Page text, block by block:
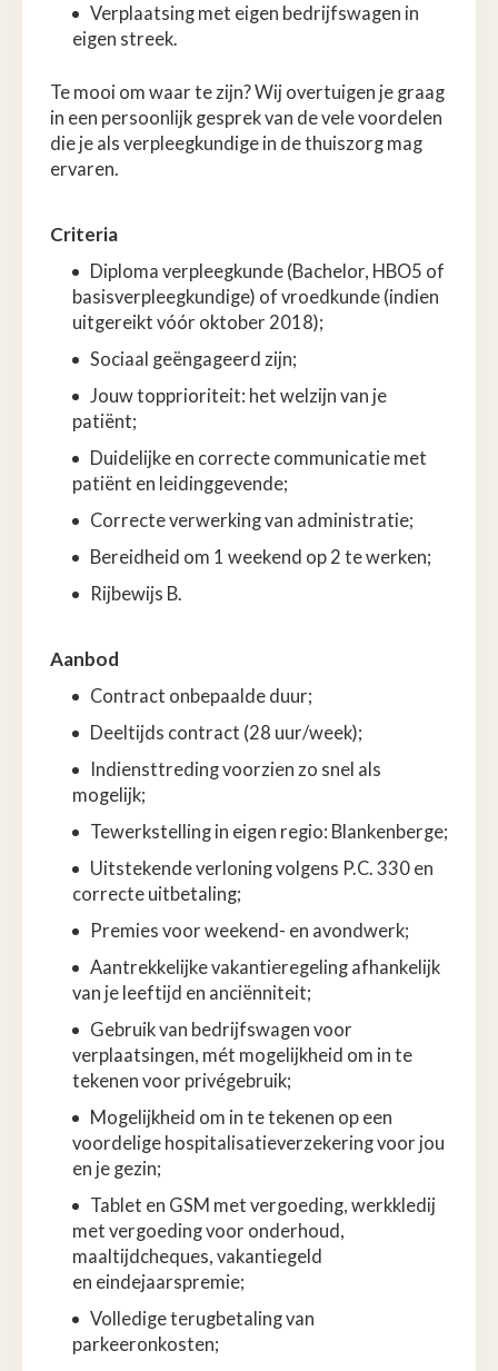
Verplaatsing met eigen bedrijfswagen in
eigen streek.
Te mooi om waar te zijn? Wij overtuigen je graag
in een persoonlijk gesprek van de vele voordelen
die je als verpleegkundige in de thuiszorg mag
ervaren.
Criteria
Diploma verpleegkunde (Bachelor, HBO5 of
basisverpleegkundige) of vroedkunde (indien
uitgereikt vóór oktober 2018);
Sociaal geëngageerd zijn;
Jouw topprioriteit: het welzijn van je
patiënt;
Duidelijke en correcte communicatie met
patiënt en leidinggevende;
Correcte verwerking van administratie;
Bereidheid om 1 weekend op 2 te werken;
Rijbewijs B.
Aanbod
Contract onbepaalde duur;
Deeltijds contract (28 uur/week);
Indiensttreding voorzien zo snel als
mogelijk;
Tewerkstelling in eigen regio: Blankenberge;
Uitstekende verloning volgens P.C. 330 en
correcte uitbetaling;
Premies voor weekend- en avondwerk;
Aantrekkelijke vakantieregeling afhankelijk
van je leeftijd en anciënniteit;
Gebruik van bedrijfswagen voor
verplaatsingen, mét mogelijkheid om in te
tekenen voor privégebruik;
Mogelijkheid om in te tekenen op een
voordelige hospitalisatieverzekering voor jou
en je gezin;
Tablet en GSM met vergoeding, werkkledij
met vergoeding voor onderhoud,
maaltijdcheques, vakantiegeld
en eindejaarspremie;
Volledige terugbetaling van
parkeeronkosten;